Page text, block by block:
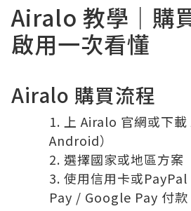
Airalo 教學｜購
啟用一次看懂
Airalo 購買流程
上 Airalo 官網或下
Android）
選擇國家或地區方案
使用信用卡或
Pay / Google Pay 付款